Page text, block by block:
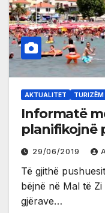
AKTUALITET TURIZËM
Informatë
planifikojnë
29/06/2019
Të gjithë
bëjnë në Mal të
gjërave…